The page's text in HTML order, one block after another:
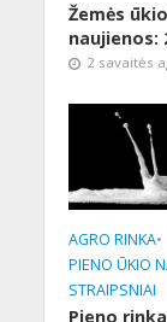
Žemės ūkio
naujienos:
2 savaitės
AGRO RINKA•
PIENO ŪKIO
STRAIPSNIAI
Pieno